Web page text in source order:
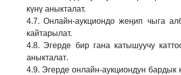
күнү аныкталат.
4.7. Онлайн-аукциондо жеңип чыга
кайтарылат.
4.8. Эгерде бир гана катышуучу
аныкталат.
4.9. Эгерде онлайн-аукциондун бардык